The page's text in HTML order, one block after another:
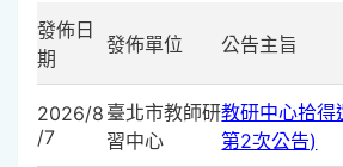
發佈日
期
發佈單位 公告主旨
2026/8
/7
臺北市教師研
習中心
教研中心拾得
第2次公告)